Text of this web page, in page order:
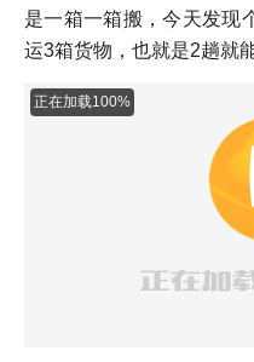
是一箱一箱搬，今天发现
运3箱货物，也就是2趟就
正在加载100%